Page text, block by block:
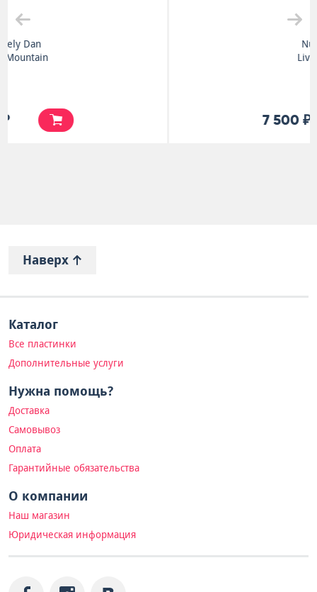
Наверх
Каталог
Все пластинки
Дополнительные услуги
Нужна помощь?
Доставка
Самовывоз
Оплата
Гарантийные обязательства
О компании
Наш магазин
Юридическая информация